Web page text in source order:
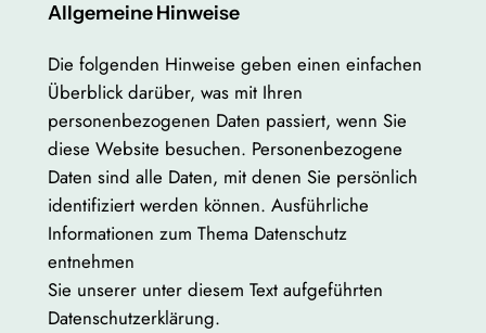
Allgemeine Hinweise
Die folgenden Hinweise geben einen einfachen
Überblick darüber, was mit Ihren
personenbezogenen Daten passiert, wenn Sie
diese Website besuchen. Personenbezogene
Daten sind alle Daten, mit denen Sie persönlich
identifiziert werden können. Ausführliche
Informationen zum Thema Datenschutz
entnehmen
Sie unserer unter diesem Text aufgeführten
Datenschutzerklärung.